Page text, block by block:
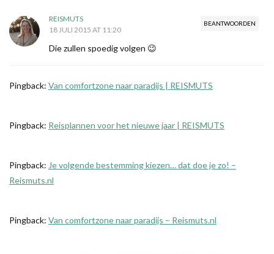
BEANTWOORDEN
REISMUTS
18 JULI 2015 AT 11:20
Die zullen spoedig volgen 😉
Pingback: Van comfortzone naar paradijs | REISMUTS
Pingback: Reisplannen voor het nieuwe jaar | REISMUTS
Pingback: Je volgende bestemming kiezen… dat doe je zo! –
Reismuts.nl
Pingback: Van comfortzone naar paradijs – Reismuts.nl